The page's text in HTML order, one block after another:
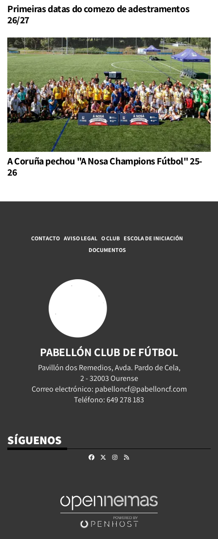
Primeiras datas do comezo de adestramentos
26/27
A Coruña pechou "A Nosa Champions Fútbol" 25-
26
CONTACTO AVISO LEGAL O CLUB ESCOLA DE INICIACIÓN
DOCUMENTOS
PABELLÓN CLUB DE FÚTBOL
Pavillón dos Remedios, Avda. Pardo de Cela,
2 - 32003 Ourense
Correo electrónico: pabelloncf@pabelloncf.com
Teléfono: 649 278 183
SÍGUENOS
FacebookInstagram